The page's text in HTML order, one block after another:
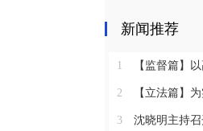
新闻推荐
1 【监督篇】
2 【立法篇】为实现
3 沈晓明主持召开2025年度市州